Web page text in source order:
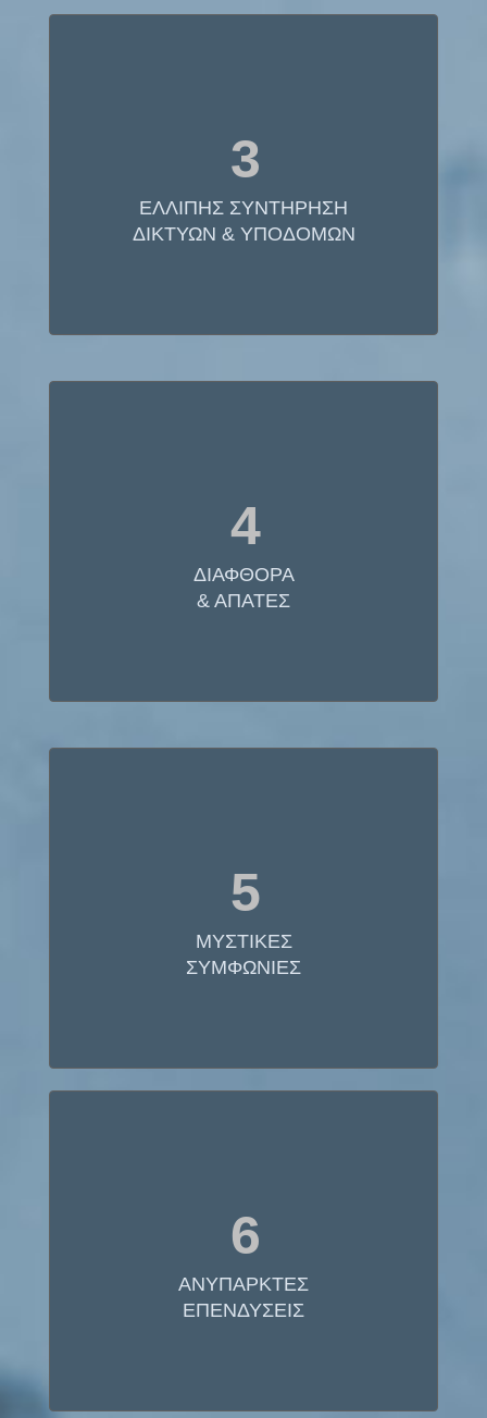
3
ΕΛΛΙΠΗΣ ΣΥΝΤΗΡΗΣΗ
ΔΙΚΤΥΩΝ & ΥΠΟΔΟΜΩΝ
ΔΙΚΤΥΩΝ & ΥΠΟΔΟΜΩΝ
νερού σε διαρροές λόγω της έλλειψης
επενδύσεων στα δίκτυα.
4
ΔΙΑΦΘΟΡΑ
& ΑΠΑΤΕΣ
Στη Γαλλία, Μ.Βρετανία και ΗΠΑ στελέχη εταιριών
έλεγχο και σε ορισμένες περιπτώσεις καταδικαστεί
σε υποθέσεις δωροδοκίας και απάτης.
5
ΜΥΣΤΙΚΕΣ
ΣΥΜΦΩΝΙΕΣ
Στο Βερολίνο η σύμβαση παραχώρησης ΣΔΙΤ
κρατήθηκε μυστική και περιελάμβανε έγγραφη
Ανταγωνισμού της Γερμανίας απεφάνθη ότι η
σύμβαση παραβιάζει το γερμανικό δίκαιο περί
6
ΑΝΥΠΑΡΚΤΕΣ
ΕΠΕΝΔΥΣΕΙΣ
ΕΠΕΝΔΥΣΕΙΣ
διαχείριση, η συμμετοχή τού ιδιωτικού τομέα στις
επενδύσεις ανέρχεται μόλις στο 12%!